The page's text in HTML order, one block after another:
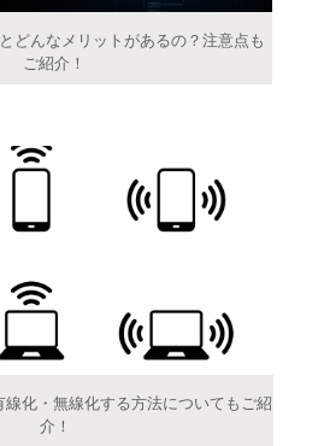
どんなメリットがあるの？注意点も
ご紹介！
化・無線化する方法についてもご紹
介！